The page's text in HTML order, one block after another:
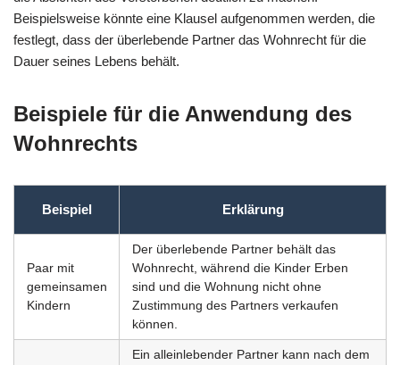
Beispielsweise könnte eine Klausel aufgenommen werden, die
festlegt, dass der überlebende Partner das Wohnrecht für die
Dauer seines Lebens behält.
Beispiele für die Anwendung des
Wohnrechts
Beispiel Erklärung
Paar mit
gemeinsamen
Kindern
Der überlebende Partner behält das
Wohnrecht, während die Kinder Erben
sind und die Wohnung nicht ohne
Zustimmung des Partners verkaufen
können.
Ein alleinlebender Partner kann nach dem